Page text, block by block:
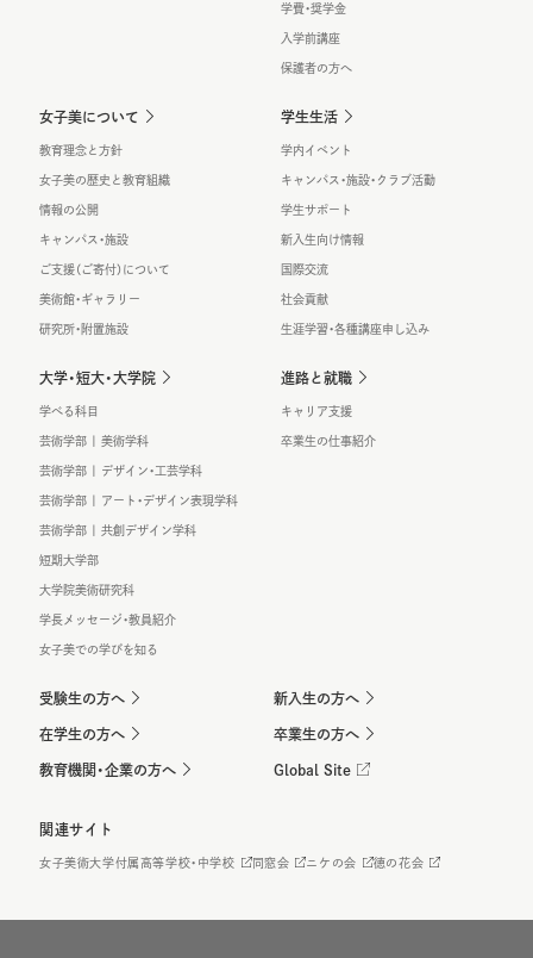
学費・奨学金
入学前講座
保護者の方へ
女子美について
教育理念と方針
女子美の歴史と教育組織
情報の公開
キャンパス・施設
ご支援（ご寄付）について
美術館・ギャラリー
研究所・附置施設
学生生活
学内イベント
キャンパス・施設・クラブ活動
学生サポート
新入生向け情報
国際交流
社会貢献
生涯学習・各種講座申し込み
大学・短大・大学院
学べる科目
芸術学部 | 美術学科
芸術学部 | デザイン・工芸学科
芸術学部 | アート・デザイン表現学科
芸術学部 | 共創デザイン学科
短期大学部
大学院美術研究科
学長メッセージ・教員紹介
女子美での学びを知る
進路と就職
キャリア支援
卒業生の仕事紹介
受験生の方へ 新入生の方へ
在学生の方へ 卒業生の方へ
教育機関・企業の方へ Global Site
関連サイト
女子美術大学付属高等学校・中学校 同窓会 ニケの会 徳の花会